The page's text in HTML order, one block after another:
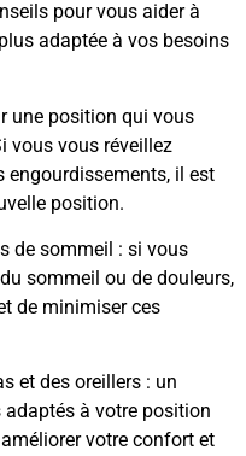
pour vous aider à
adaptée à vos besoins
une position qui vous
vous vous réveillez
engourdissements, il est
position.
de sommeil : si vous
sommeil ou de douleurs,
de minimiser ces
et des oreillers : un
à votre position
votre confort et